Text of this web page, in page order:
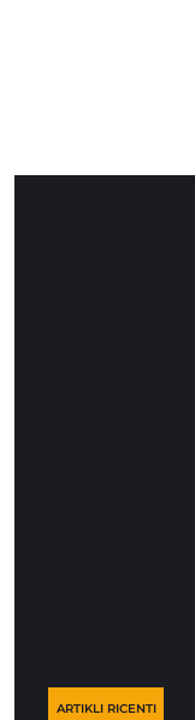
ARTIKLI RICENTI